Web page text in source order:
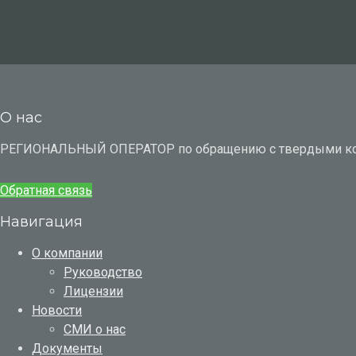
О нас
РЕГИОНАЛЬНЫЙ ОПЕРАТОР по обращению с твердыми
Обратная связь
Навигация
О компании
Руководство
Лицензии
Новости
СМИ о нас
Документы